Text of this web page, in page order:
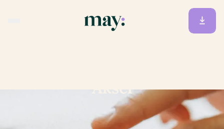
Aksel